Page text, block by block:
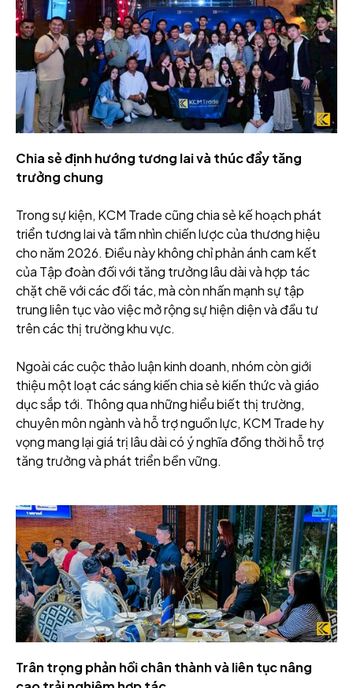
Chia sẻ định hướng tương lai và thúc đẩy tăng
trưởng chung
Trong sự kiện, KCM Trade cũng chia sẻ kế hoạch phát
triển tương lai và tầm nhìn chiến lược của thương hiệu
cho năm 2026. Điều này không chỉ phản ánh cam kết
của Tập đoàn đối với tăng trưởng lâu dài và hợp tác
chặt chẽ với các đối tác, mà còn nhấn mạnh sự tập
trung liên tục vào việc mở rộng sự hiện diện và đầu tư
trên các thị trường khu vực.
Ngoài các cuộc thảo luận kinh doanh, nhóm còn giới
thiệu một loạt các sáng kiến chia sẻ kiến thức và giáo
dục sắp tới. Thông qua những hiểu biết thị trường,
chuyên môn ngành và hỗ trợ nguồn lực, KCM Trade hy
vọng mang lại giá trị lâu dài có ý nghĩa đồng thời hỗ trợ
tăng trưởng và phát triển bền vững.
Trân trọng phản hồi chân thành và liên tục nâng